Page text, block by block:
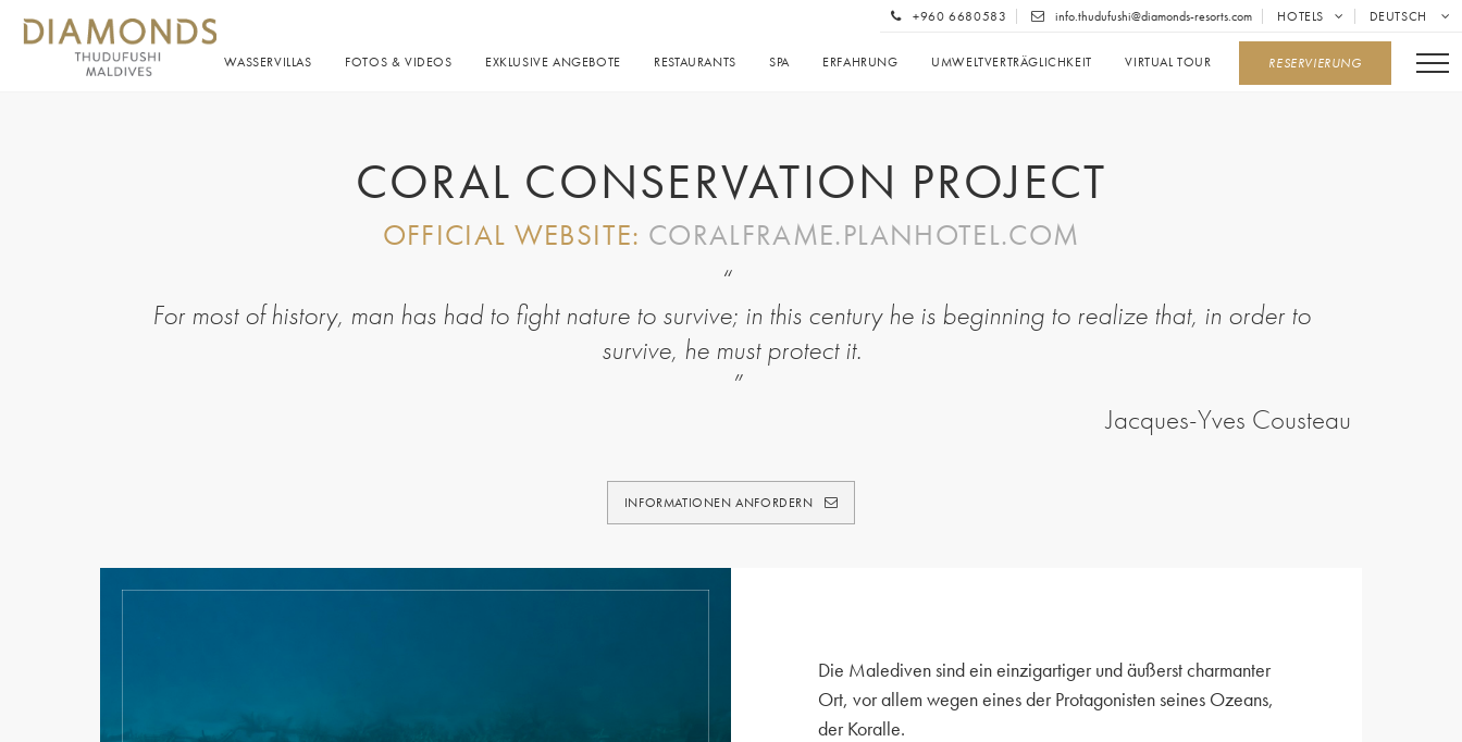
+960 6680583 info.thudufushi@diamonds-resorts.com HOTELS DEUTSCH
RESERVIERUNG
WASSERVILLAS FOTOS & VIDEOS EXKLUSIVE ANGEBOTE RESTAURANTS SPA ERFAHRUNG UMWELTVERTRÄGLICHKEIT VIRTUAL TOUR
CORAL CONSERVATION PROJECT
OFFICIAL WEBSITE: CORALFRAME.PLANHOTEL.COM
For most of history, man has had to fight nature to survive; in this century he is beginning to realize that, in order to
survive, he must protect it.
Jacques-Yves Cousteau
INFORMATIONEN ANFORDERN
Die Malediven sind ein einzigartiger und äußerst charmanter
Ort, vor allem wegen eines der Protagonisten seines Ozeans,
der Koralle.